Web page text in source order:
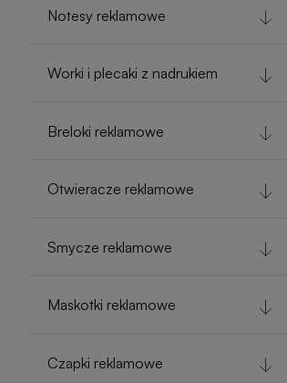
Notesy reklamowe
Worki i plecaki z nadrukiem
Breloki reklamowe
Otwieracze reklamowe
Smycze reklamowe
Maskotki reklamowe
Czapki reklamowe